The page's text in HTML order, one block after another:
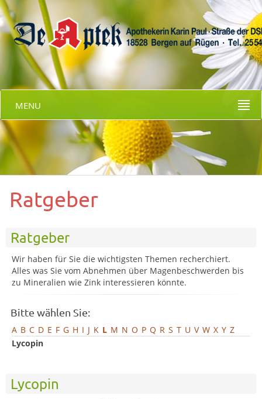
MENU
Ratgeber
Ratgeber
Wir haben für Sie die wichtigsten Themen recherchiert.
Alles was Sie vom Abnehmen über Magenbeschwerden bis
zu Mineralien wie Zink interessieren könnte.
Bitte wählen Sie:
A B C D E F G H I J K L M N O P Q R S T U V W X Y Z
Lycopin
Lycopin